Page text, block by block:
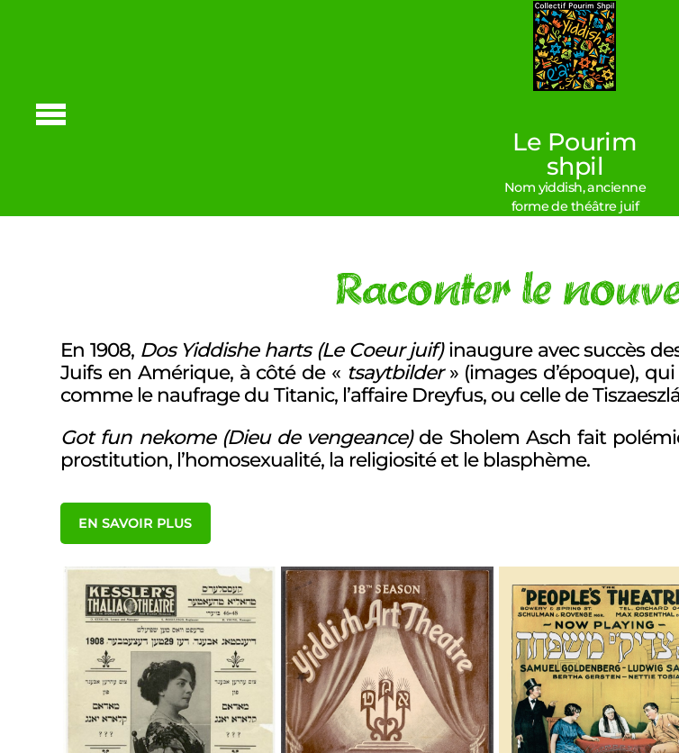
shpil
Le Pourim
shpil
Nom yiddish, ancienne
forme de théâtre juif
Raconter le
En 1908,Dos Yiddishe harts (Le Coeur juif)inaugure avec succès
Juifs en Amérique, à côté de « tsaytbilder» (images d’époque),
comme le naufrage du Titanic, l’affaire Dreyfus, ou celle de
Got fun nekome (Dieu de vengeance)de Sholem Asch fait
prostitution, l’homosexualité, la religiosité et le blasphème.
EN SAVOIR PLUS